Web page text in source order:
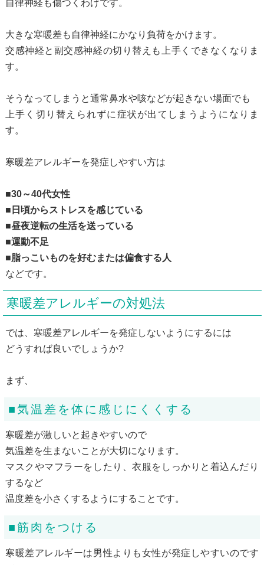
自律神経も傷つくわけです。
大きな寒暖差も自律神経にかなり負荷をかけます。
交感神経と副交感神経の切り替えも上手くできなくなりま
す。
そうなってしまうと通常鼻水や咳などが起きない場面でも
上手く切り替えられずに症状が出てしまうようになりま
す。
寒暖差アレルギーを発症しやすい方は
■30～40代女性
■日頃からストレスを感じている
■昼夜逆転の生活を送っている
■運動不足
■脂っこいものを好むまたは偏食する人
などです。
寒暖差アレルギーの対処法
では、寒暖差アレルギーを発症しないようにするには
どうすれば良いでしょうか?
まず、
■気温差を体に感じにくくする
寒暖差が激しいと起きやすいので
気温差を生まないことが大切になります。
マスクやマフラーをしたり、衣服をしっかりと着込んだり
するなど
温度差を小さくするようにすることです。
■筋肉をつける
寒暖差アレルギーは男性よりも女性が発症しやすいのです